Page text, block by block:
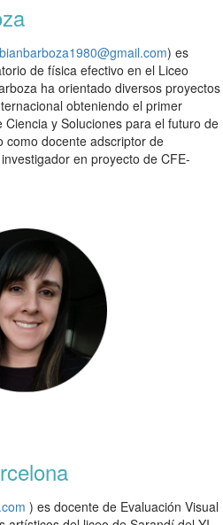
) es
de física efectivo en el Liceo
ha orientado diversos proyectos
obteniendo el primer
y Soluciones para el futuro de
como docente adscriptor de
en proyecto de CFE-
) es docente de Evaluación Visual